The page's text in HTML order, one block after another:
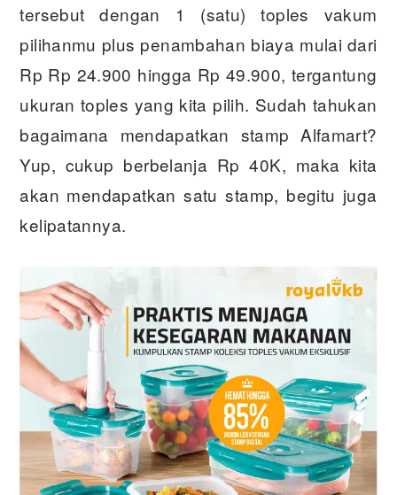
tersebut dengan 1 (satu) toples vakum
pilihanmu plus penambahan biaya mulai dari
Rp Rp 24.900 hingga Rp 49.900, tergantung
ukuran toples yang kita pilih. Sudah tahukan
bagaimana mendapatkan stamp Alfamart?
Yup, cukup berbelanja Rp 40K, maka kita
akan mendapatkan satu stamp, begitu juga
kelipatannya.